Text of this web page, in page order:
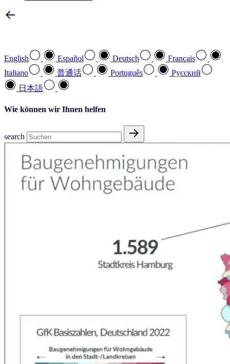
English Español Deutsch
Français
Italiano
普通话 Português
Pусский
日本語
Wie können wir Ihnen helfen
search